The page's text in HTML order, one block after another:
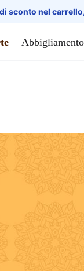
sconto nel carrello
Abbigliamento